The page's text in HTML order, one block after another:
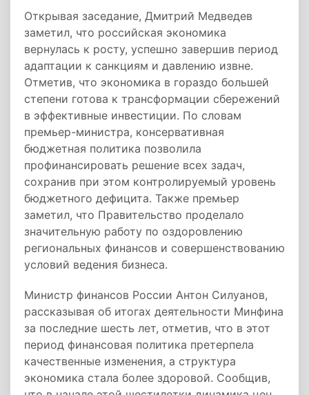
Открывая заседание, Дмитрий Медведев
заметил, что российская экономика
вернулась к росту, успешно завершив период
адаптации к санкциям и давлению извне.
Отметив, что экономика в гораздо большей
степени готова к трансформации сбережений
в эффективные инвестиции. По словам
премьер-министра, консервативная
бюджетная политика позволила
профинансировать решение всех задач,
сохранив при этом контролируемый уровень
бюджетного дефицита. Также премьер
заметил, что Правительство проделало
значительную работу по оздоровлению
региональных финансов и совершенствованию
условий ведения бизнеса.
Министр финансов России Антон Силуанов,
рассказывая об итогах деятельности Минфина
за последние шесть лет, отметив, что в этот
период финансовая политика претерпела
качественные изменения, а структура
экономика стала более здоровой. Сообщив,